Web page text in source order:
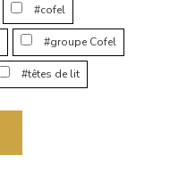
#cofel
#groupe Cofel
#têtes de lit